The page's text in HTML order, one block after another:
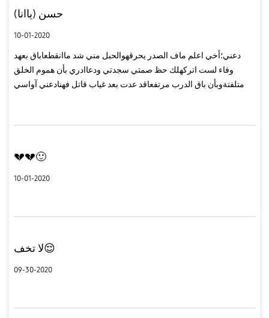
حسن (ياانا)
10-01-2020
دعني؛أخي اعلم ماف الصدر يحرقهوالحبل مني شد ماانقطعاباق بعهد
وفاء لست اتركهلك حظ صمتي سجدتي ودعاادري بأن هموم الخلق
متلفتةوبأن باق الدرب مرتفعاقد عدت بعد غياب قاتل فهنادعني آواسي
💔💔🙂
10-01-2020
لا تخف😌
09-30-2020